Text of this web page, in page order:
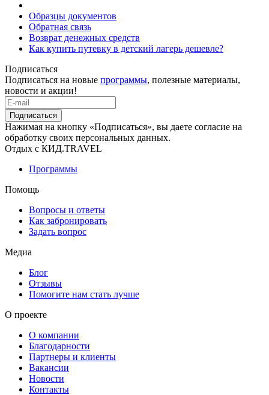
Образцы документов
Обратная связь
Возврат денежных средств
Как купить путевку в детский лагерь дешевле?
Подписаться
Подписаться на новые программы, полезные материалы,
новости и акции!
Подписаться
Нажимая на кнопку «Подписаться», вы даете согласие на
обработку своих персональных данных.
Отдых с КИД.TRAVEL
Программы
Помощь
Вопросы и ответы
Как забронировать
Задать вопрос
Медиа
Блог
Отзывы
Помогите нам стать лучше
О проекте
О компании
Благодарности
Партнеры и клиенты
Вакансии
Новости
Контакты